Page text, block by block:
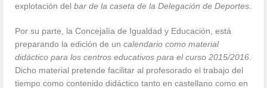
explotación delbar de la caseta de la Delegación de Deportes
Por su parte, la Concejalía de Igualdad y Educación, está
preparando la edición de uncalendario como material
didáctico para los centros educativos para el curso 2015/2016
Dicho material pretende facilitar al profesorado el trabajo del
tiempo como contenido didáctico tanto en castellano como en